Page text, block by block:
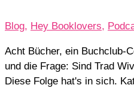
Blog, Hey Booklovers,
Acht Bücher, ein Buchclub-
und die Frage: Sind Trad
Diese Folge hat's in sich.